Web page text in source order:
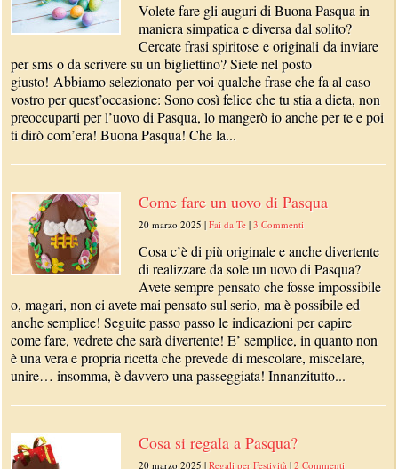
Volete fare gli auguri di Buona Pasqua in
maniera simpatica e diversa dal solito?
Cercate frasi spiritose e originali da inviare
per sms o da scrivere su un bigliettino? Siete nel posto
giusto! Abbiamo selezionato per voi qualche frase che fa al caso
vostro per quest’occasione: Sono così felice che tu stia a dieta, non
preoccuparti per l’uovo di Pasqua, lo mangerò io anche per te e poi
ti dirò com’era! Buona Pasqua! Che la...
Come fare un uovo di Pasqua
20 marzo 2025 |Fai da Te |3 Commenti
Cosa c’è di più originale e anche divertente
di realizzare da sole un uovo di Pasqua?
Avete sempre pensato che fosse impossibile
o, magari, non ci avete mai pensato sul serio, ma è possibile ed
anche semplice! Seguite passo passo le indicazioni per capire
come fare, vedrete che sarà divertente! E’ semplice, in quanto non
è una vera e propria ricetta che prevede di mescolare, miscelare,
unire… insomma, è davvero una passeggiata! Innanzitutto...
Cosa si regala a Pasqua?
20 marzo 2025 |Regali per Festività |2 Commenti